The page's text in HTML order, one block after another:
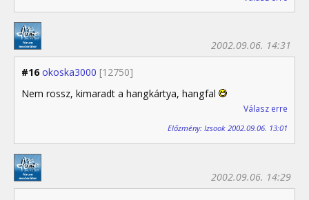
#16 okoska3000 [12750]
2002.09.06. 14:31
Nem rossz, kimaradt a hangkártya, hangfal
Válasz erre
Előzmény: Izsook 2002.09.06. 13:01
2002.09.06. 14:29